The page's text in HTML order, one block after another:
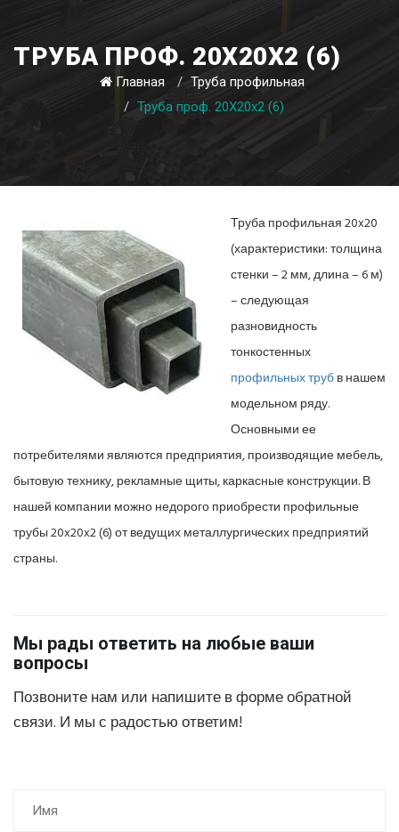
ТРУБА ПРОФ. 20Х20Х2 (6)
Главная
Труба профильная
Труба проф. 20Х20х2 (6)
Труба профильная 20x20
(характеристики: толщина
стенки – 2 мм, длина – 6 м)
– следующая
разновидность
тонкостенных
профильных трубв нашем
модельном ряду.
Основными ее
потребителями являются предприятия, производящие мебель,
бытовую технику, рекламные щиты, каркасные конструкции. В
нашей компании можно недорого приобрести профильные
трубы 20x20x2 (6) от ведущих металлургических предприятий
страны.
Мы рады ответить на любые ваши
вопросы
Позвоните нам или напишите в форме обратной
связи. И мы с радостью ответим!